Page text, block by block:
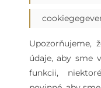
Upozorňujeme,
údaje, aby sme
funkcii,